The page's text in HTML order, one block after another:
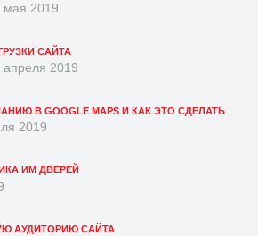
мая 2019
САЙТА
2019
В GOOGLE MAPS И КАК ЭТО СДЕЛАТЬ
2019
ИМ ДВЕРЕЙ
АУДИТОРИЮ САЙТА